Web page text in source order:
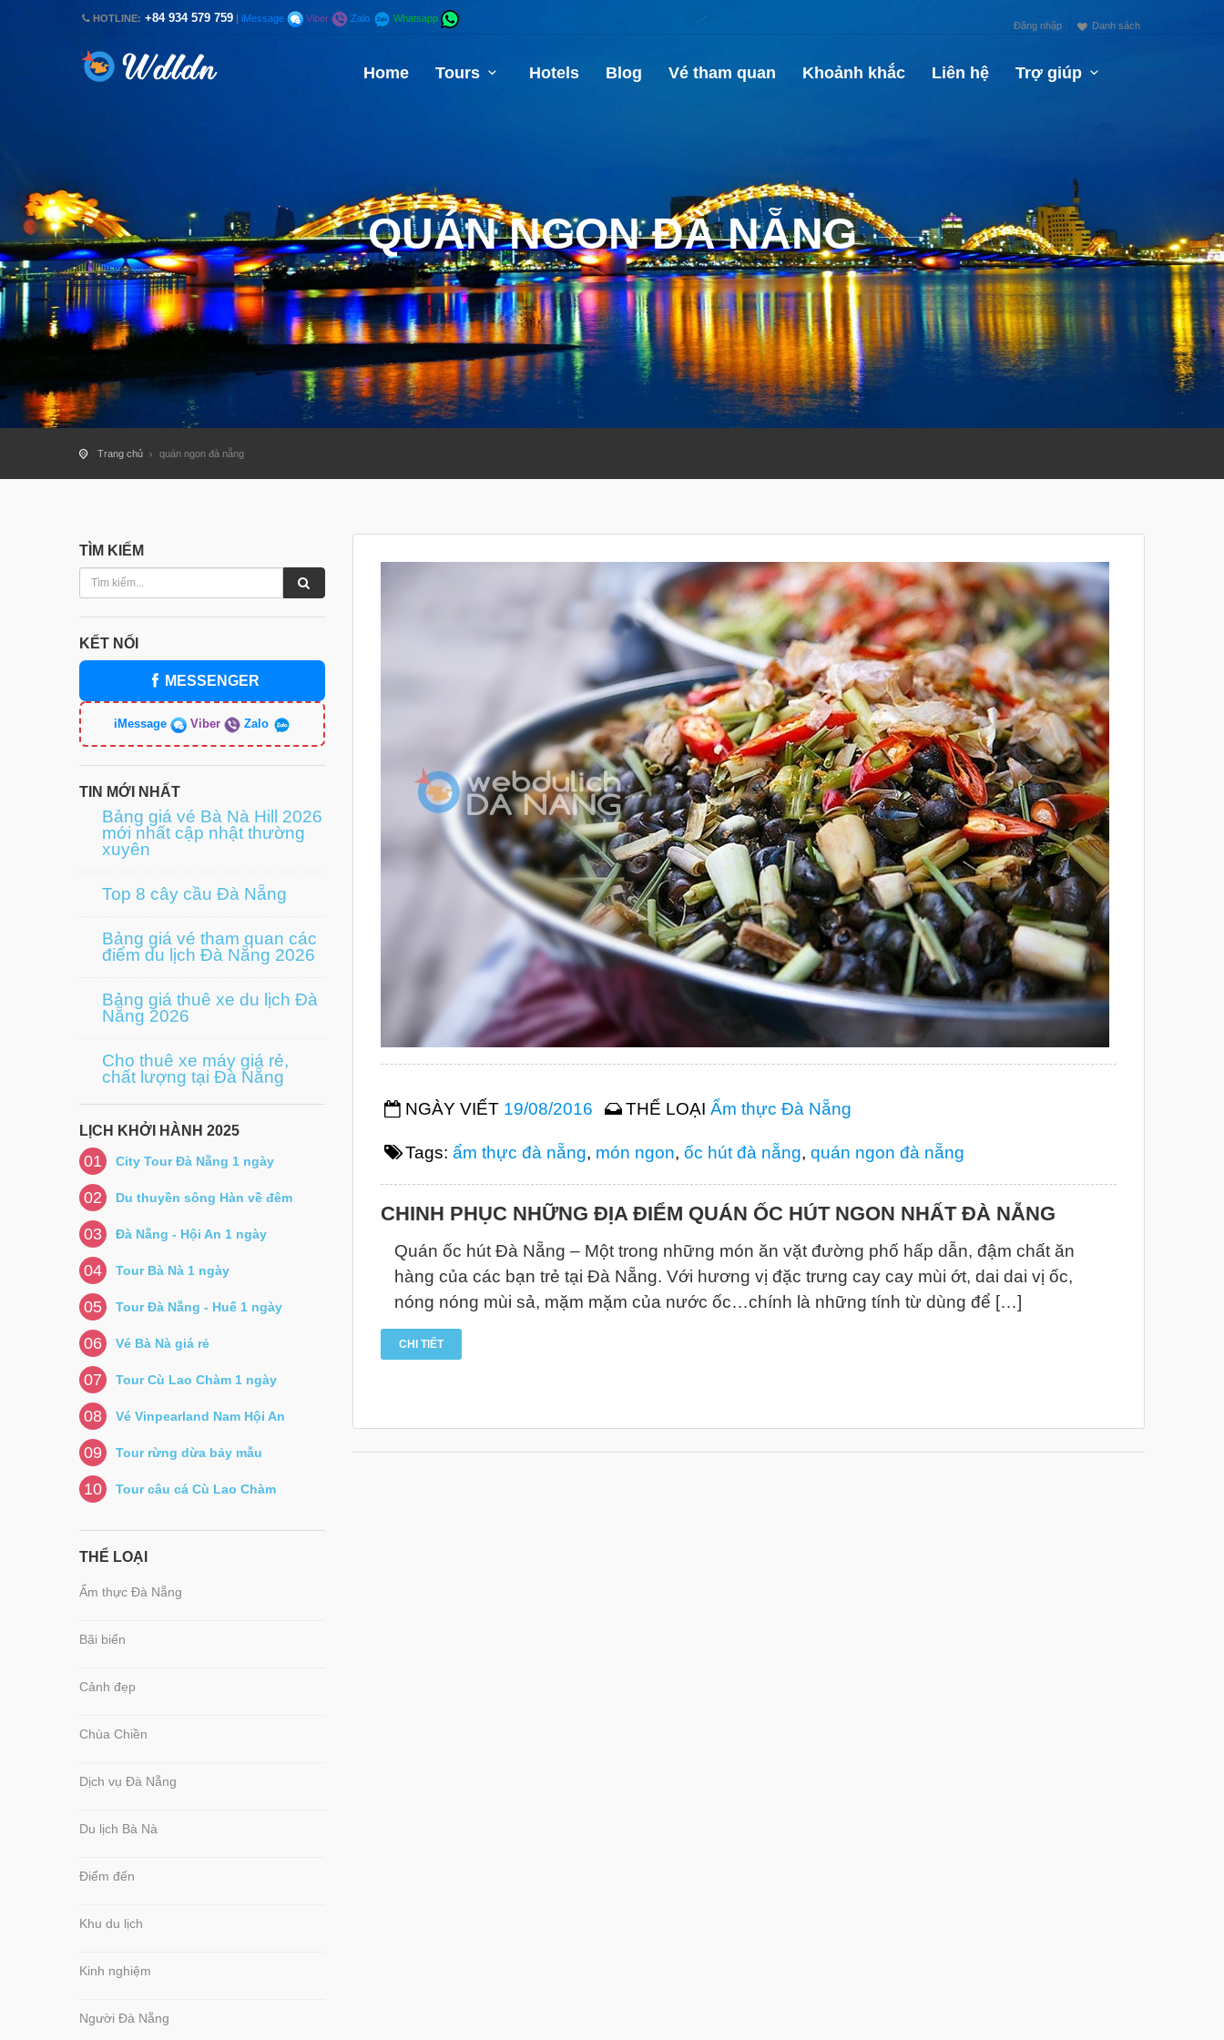
HOTLINE: +84 934 579 759 |iMessage Viber Zalo Whatsapp
Đăng nhập Danh sách
Home Tours Hotels Blog Vé tham quan Khoảnh khắc Liên hệ Trợ giúp
QUÁN NGON ĐÀ NẴNG
Trang chủ quán ngon đà nẵng
TÌM KIẾM
KẾT NỐI
MESSENGER
iMessage Viber Zalo
TIN MỚI NHẤT
Bảng giá vé Bà Nà Hill 2026
mới nhất cập nhật thường
xuyên
Top 8 cây cầu Đà Nẵng
Bảng giá vé tham quan các
điểm du lịch Đà Nẵng 2026
Bảng giá thuê xe du lịch Đà
Nẵng 2026
Cho thuê xe máy giá rẻ,
chất lượng tại Đà Nẵng
LỊCH KHỞI HÀNH 2025
01 City Tour Đà Nẵng 1 ngày
02 Du thuyền sông Hàn về đêm
03 Đà Nẵng - Hội An 1 ngày
04 Tour Bà Nà 1 ngày
05 Tour Đà Nẵng - Huế 1 ngày
06 Vé Bà Nà giá rẻ
07 Tour Cù Lao Chàm 1 ngày
08 Vé Vinpearland Nam Hội An
09 Tour rừng dừa bảy mẫu
10 Tour câu cá Cù Lao Chàm
THỂ LOẠI
Ẩm thực Đà Nẵng
Bãi biển
Cảnh đẹp
Chùa Chiền
Dịch vụ Đà Nẵng
Du lịch Bà Nà
Điểm đến
Khu du lịch
Kinh nghiệm
Người Đà Nẵng
NGÀY VIẾT 19/08/2016 THỂ LOẠIẨm thực Đà Nẵng
Tags: ẩm thực đà nẵng, món ngon, ốc hút đà nẵng, quán ngon đà nẵng
CHINH PHỤC NHỮNG ĐỊA ĐIỂM QUÁN ỐC HÚT NGON NHẤT ĐÀ NẴNG
Quán ốc hút Đà Nẵng – Một trong những món ăn vặt đường phố hấp dẫn, đậm chất ăn
hàng của các bạn trẻ tại Đà Nẵng. Với hương vị đặc trưng cay cay mùi ớt, dai dai vị ốc,
nóng nóng mùi sả, mặm mặm của nước ốc…chính là những tính từ dùng để […]
CHI TIẾT